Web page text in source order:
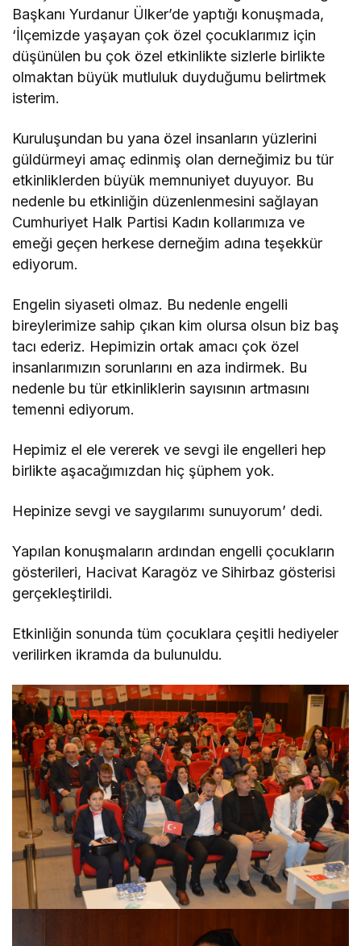
Başkanı Yurdanur Ülker’de yaptığı konuşmada,
‘İlçemizde yaşayan çok özel çocuklarımız için
düşünülen bu çok özel etkinlikte sizlerle birlikte
olmaktan büyük mutluluk duyduğumu belirtmek
isterim.
Kuruluşundan bu yana özel insanların yüzlerini
güldürmeyi amaç edinmiş olan derneğimiz bu tür
etkinliklerden büyük memnuniyet duyuyor. Bu
nedenle bu etkinliğin düzenlenmesini sağlayan
Cumhuriyet Halk Partisi Kadın kollarımıza ve
emeği geçen herkese derneğim adına teşekkür
ediyorum.
Engelin siyaseti olmaz. Bu nedenle engelli
bireylerimize sahip çıkan kim olursa olsun biz baş
tacı ederiz. Hepimizin ortak amacı çok özel
insanlarımızın sorunlarını en aza indirmek. Bu
nedenle bu tür etkinliklerin sayısının artmasını
temenni ediyorum.
Hepimiz el ele vererek ve sevgi ile engelleri hep
birlikte aşacağımızdan hiç şüphem yok.
Hepinize sevgi ve saygılarımı sunuyorum’ dedi.
Yapılan konuşmaların ardından engelli çocukların
gösterileri, Hacivat Karagöz ve Sihirbaz gösterisi
gerçekleştirildi.
Etkinliğin sonunda tüm çocuklara çeşitli hediyeler
verilirken ikramda da bulunuldu.